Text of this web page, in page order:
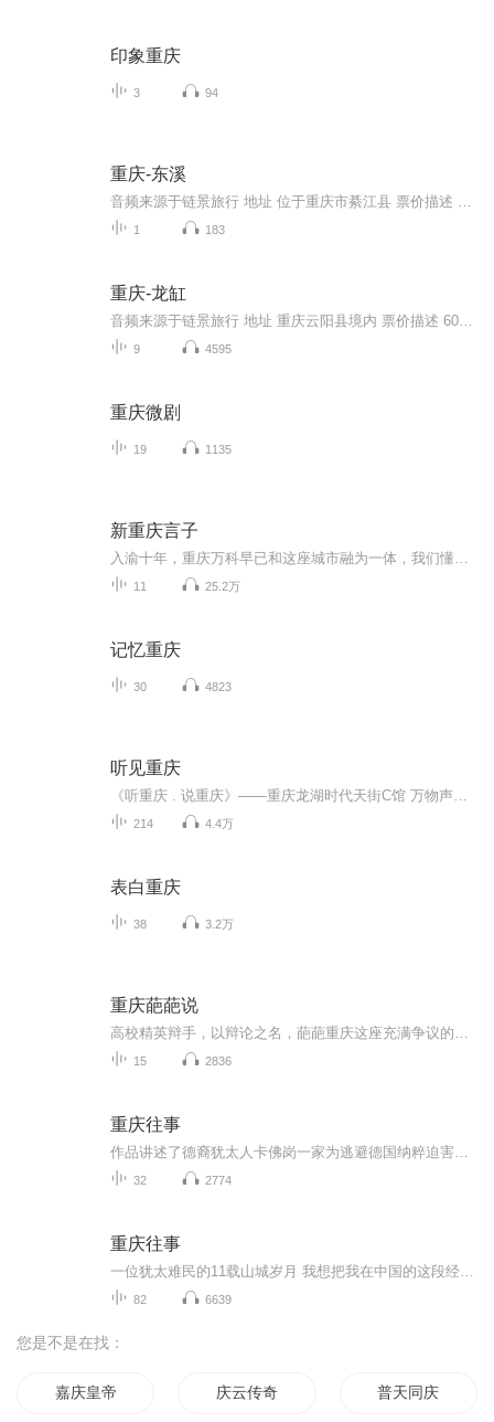
印象重庆
3 94
重庆-东溪
1 183
重庆-龙缸
9 4595
重庆微剧
19 1135
新重庆言子
11 25.2万
记忆重庆
30 4823
听见重庆
214 4.4万
表白重庆
38 3.2万
重庆葩葩说
15 2836
重庆往事
32 2774
重庆往事
82 6639
您是不是在找：
嘉庆皇帝 庆云传奇 普天同庆